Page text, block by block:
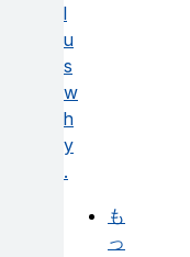
l
u
s
w
h
y
.
も
っ